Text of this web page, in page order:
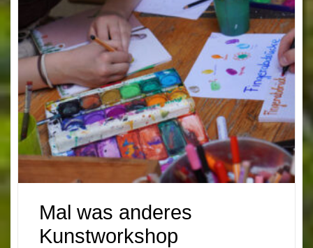
Mal was anderes
Kunstworkshop